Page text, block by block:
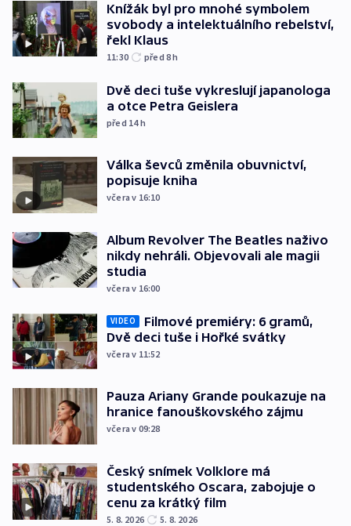
Knížák byl pro mnohé symbolem
svobody a intelektuálního rebelství,
řekl Klaus
11:30 před 8h
Dvě deci tuše vykreslují japanologa
a otce Petra Geislera
před 14h
Válka ševců změnila obuvnictví,
popisuje kniha
včera v 16:10
Album Revolver The Beatles naživo
nikdy nehráli. Objevovali ale magii
studia
včera v 16:00
VIDEO
Filmové premiéry: 6 gramů,
Dvě deci tuše i Hořké svátky
včera v 11:52
Pauza Ariany Grande poukazuje na
hranice fanouškovského zájmu
včera v 09:28
Český snímek Volklore má
studentského Oscara, zabojuje o
cenu za krátký film
5. 8. 2026 5. 8. 2026